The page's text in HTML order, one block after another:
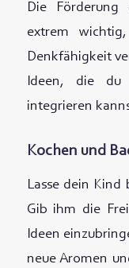
Die
extrem
Denkfähigkeit
Ideen, die du
integrieren
Kochen und
Lasse dein
Gib ihm die
Ideen
neue Aromen